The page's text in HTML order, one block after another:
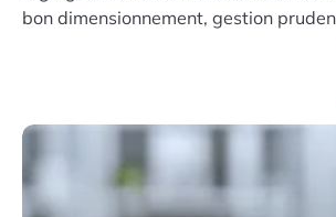
bon dimensionnement, gestion
suivi régulier, vous sécurisez la
batteries et améliorez la rentabilité